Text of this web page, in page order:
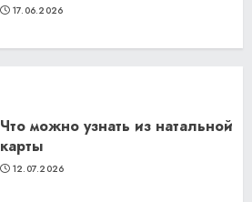
17.06.2026
Что можно узнать из натальной
карты
12.07.2026